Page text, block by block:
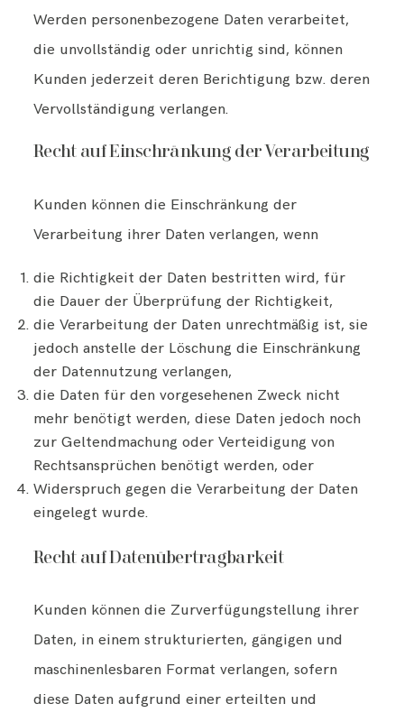
Werden personenbezogene Daten verarbeitet,
die unvollständig oder unrichtig sind, können
Kunden jederzeit deren Berichtigung bzw. deren
Vervollständigung verlangen.
Recht auf Einschränkung der Verarbeitung
Kunden können die Einschränkung der
Verarbeitung ihrer Daten verlangen, wenn
die Richtigkeit der Daten bestritten wird, für
die Dauer der Überprüfung der Richtigkeit,
die Verarbeitung der Daten unrechtmäßig ist, sie
jedoch anstelle der Löschung die Einschränkung
der Datennutzung verlangen,
die Daten für den vorgesehenen Zweck nicht
mehr benötigt werden, diese Daten jedoch noch
zur Geltendmachung oder Verteidigung von
Rechtsansprüchen benötigt werden, oder
Widerspruch gegen die Verarbeitung der Daten
eingelegt wurde.
Recht auf Datenübertragbarkeit
Kunden können die Zurverfügungstellung ihrer
Daten, in einem strukturierten, gängigen und
maschinenlesbaren Format verlangen, sofern
diese Daten aufgrund einer erteilten und